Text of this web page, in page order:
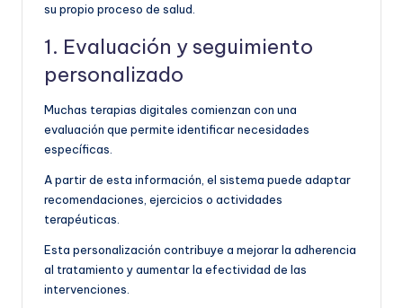
su propio proceso de salud.
1. Evaluación y seguimiento
personalizado
Muchas terapias digitales comienzan con una
evaluación que permite identificar necesidades
específicas.
A partir de esta información, el sistema puede adaptar
recomendaciones, ejercicios o actividades
terapéuticas.
Esta personalización contribuye a mejorar la adherencia
al tratamiento y aumentar la efectividad de las
intervenciones.